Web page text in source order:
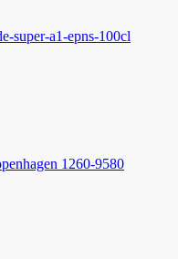
super-a1-epns-100cl
1260-9580